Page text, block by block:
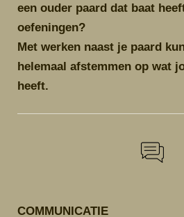
een ouder paard dat baat
oefeningen?
Met werken naast je paard
helemaal afstemmen op wat
heeft.
COMMUNICATIE